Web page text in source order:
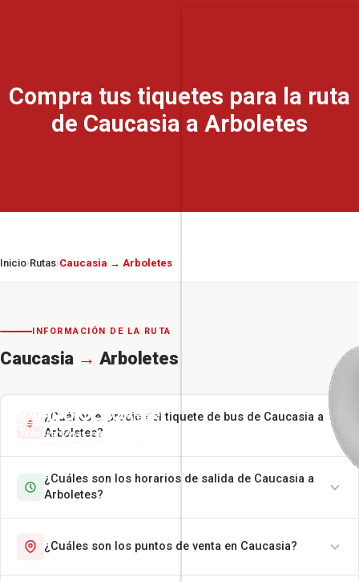
Compra tus tiquetes para la ruta
de Caucasia a Arboletes
Inicio›Rutas›Caucasia → Arboletes
INFORMACIÓN DE LA RUTA
Caucasia → Arboletes
¿Cuál es el precio del tiquete de bus de Caucasia a
Arboletes?
¿Cuáles son los horarios de salida de Caucasia a
Arboletes?
¿Cuáles son los puntos de venta en Caucasia?